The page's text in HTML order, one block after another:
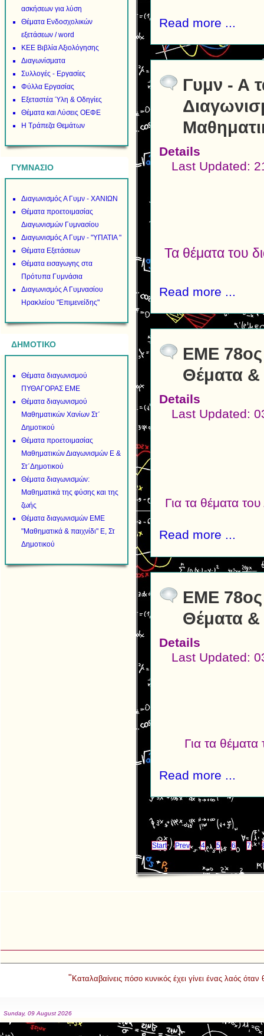
ασκήσεων για λύση
Θέματα Ενδοσχολικών
εξετάσεων / word
ΚΕΕ Βιβλία Αξιολόγησης
Διαγωνίσματα
Συλλογές - Εργασίες
Φύλλα Εργασίας
Εξεταστέα Ύλη & Οδηγίες
Θέματα και Λύσεις ΟΕΦΕ
Η Τράπεζα Θεμάτων
ΓΥΜΝΑΣΙΟ
Διαγωνισμός Α Γυμν - ΧΑΝΙΩΝ
Θέματα προετοιμασίας
Διαγωνισμών Γυμνασίου
Διαγωνισμός Α Γυμν - "ΥΠΑΤΙΑ "
Θέματα Εξετάσεων
Θέματα εισαγωγης στα
Πρότυπα Γυμνάσια
Διαγωνισμός Α Γυμνασίου
Ηρακλείου "Επιμενείδης"
ΔΗΜΟΤΙΚΟ
Θέματα διαγωνισμού
ΠΥΘΑΓΟΡΑΣ ΕΜΕ
Θέματα διαγωνισμού
Μαθηματικών Χανίων Στ΄
Δημοτικού
Θέματα προετοιμασίας
Μαθηματικών Διαγωνισμών Ε &
Στ΄Δημοτικού
Θέματα διαγωνισμών:
Μαθηματικά της φύσης και της
ζωής
Θέματα διαγωνισμών ΕΜΕ
"Μαθηματικά & παιχνίδι" Ε, Στ
Δημοτικού
Read more ...
Γυμν - Α
Details
Last Updated:
Τα θέματα του
Read more ...
ΕΜΕ 78ος
Θέματα &
Details
Last Updated:
Για τα θέματα
Read more ...
ΕΜΕ 78ος
Θέματα &
Details
Last Updated:
Για τα
Read more ...
Start Prev 4 5 6 7
" Καταλαβαίνεις πόσο κυνικός έχει γίνει ένας λαός
Sunday, 09 August 2026